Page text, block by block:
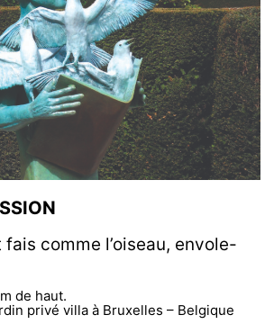
comme l’oiseau, envole-
de haut.
privé villa à Bruxelles – Belgique